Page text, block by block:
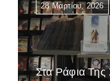
28 Μαρτίου, 2026
Στα Ράφια